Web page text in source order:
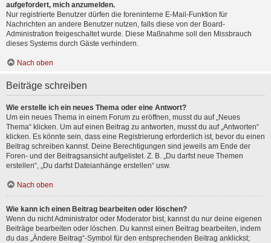
aufgefordert, mich anzumelden.
Nur registrierte Benutzer dürfen die foreninterne E-Mail-Funktion für
Nachrichten an andere Benutzer nutzen, falls diese von der Board-
Administration freigeschaltet wurde. Diese Maßnahme soll den Missbrauch
dieses Systems durch Gäste verhindern.
Nach oben
Beiträge schreiben
Wie erstelle ich ein neues Thema oder eine Antwort?
Um ein neues Thema in einem Forum zu eröffnen, musst du auf „Neues
Thema“ klicken. Um auf einen Beitrag zu antworten, musst du auf „Antworten“
klicken. Es könnte sein, dass eine Registrierung erforderlich ist, bevor du einen
Beitrag schreiben kannst. Deine Berechtigungen sind jeweils am Ende der
Foren- und der Beitragsansicht aufgelistet. Z. B. „Du darfst neue Themen
erstellen“, „Du darfst Dateianhänge erstellen“ usw.
Nach oben
Wie kann ich einen Beitrag bearbeiten oder löschen?
Wenn du nicht Administrator oder Moderator bist, kannst du nur deine eigenen
Beiträge bearbeiten oder löschen. Du kannst einen Beitrag bearbeiten, indem
du das „Ändere Beitrag“-Symbol für den entsprechenden Beitrag anklickst;